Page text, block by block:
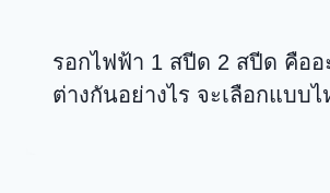
รอกไฟฟ้า 1 สปีด 2 สปีด คืออ
ต่างกันอย่างไร จะเลือกแบบ